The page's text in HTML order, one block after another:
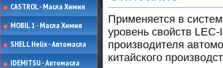
CASTROL - Масла Химия
MOBIL 1 - Масла Химия
SHELL Helix - Автомасла
IDEMITSU - Автомасла
Применяется в
уровень свойств
производителя
китайского